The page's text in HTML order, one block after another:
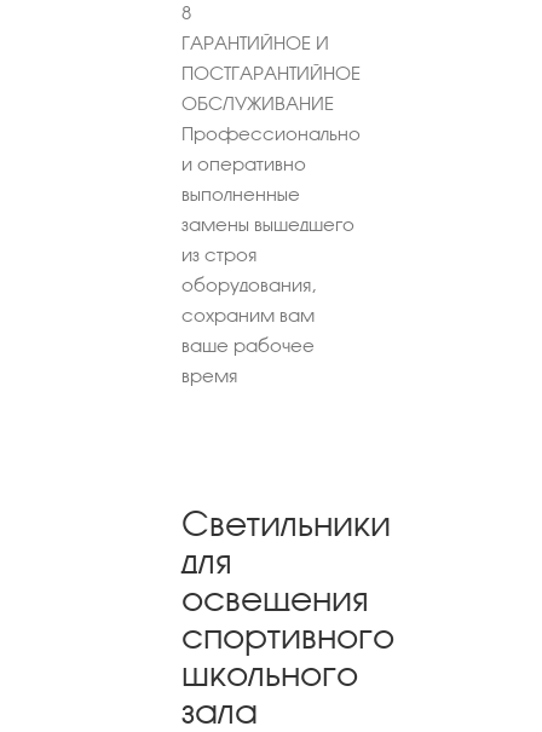
8
ГАРАНТИЙНОЕ И
ПОСТГАРАНТИЙНОЕ
ОБСЛУЖИВАНИЕ
Профессионально
и оперативно
выполненные
замены вышедшего
из строя
оборудования,
сохраним вам
ваше рабочее
время
Светильники
для
освещения
спортивного
школьного
зала